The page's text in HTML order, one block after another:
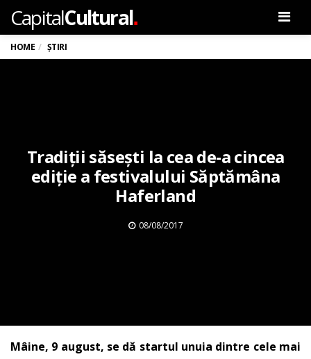
CapitalCultural.
HOME ȘTIRI
Tradiții săsești la cea de-a cincea
ediție a festivalului Săptămâna
Haferland
08/08/2017
Mâine, 9 august, se dă startul unuia dintre cele mai